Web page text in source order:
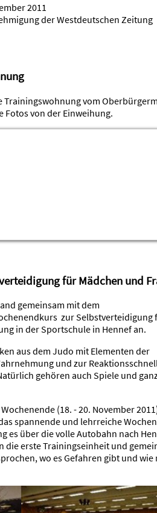
2011
der Westdeutschen Zeitung
Trainingswohnung vom
Fotos von der Einweihung.
für Mädchen und
gemeinsam mit dem
zur Selbstverteidigung
in der Sportschule in Hennef an.
aus dem Judo mit Elementen der
und zur
gehören auch Spiele und
(18. - 20. November
spannende und lehrreiche
es über die volle Autobahn nach
die erste Trainingseinheit und
wo es Gefahren gibt und wie